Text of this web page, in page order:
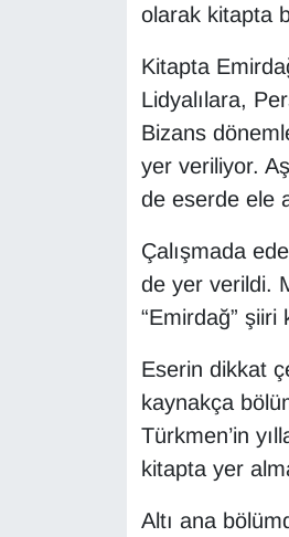
olarak kitapta
Kitapta
Lidyalılara,
Bizans
yer veriliyor.
de eserde ele
Çalışmada
de yer verildi.
“Emirdağ” şiiri
Eserin dikkat
kaynakça
Türkmen’in
kitapta yer
Altı ana